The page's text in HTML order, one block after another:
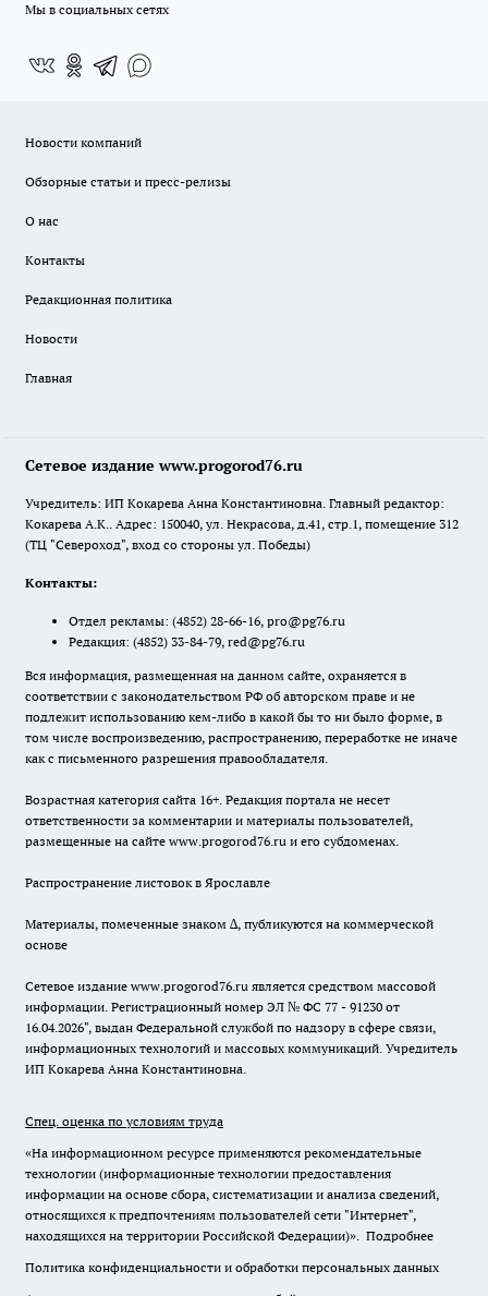
Мы в социальных сетях
Новости компаний
Обзорные статьи и пресс-релизы
О нас
Контакты
Редакционная политика
Новости
Главная
Сетевое издание www.progorod76.ru
Учредитель: ИП Кокарева Анна Константиновна. Главный редактор:
Кокарева А.К.. Адрес: 150040, ул. Некрасова, д.41, стр.1, помещение 312
(ТЦ "Североход", вход со стороны ул. Победы)
Контакты:
Отдел рекламы: (4852) 28-66-16, pro@pg76.ru
Редакция: (4852) 33-84-79, red@pg76.ru
Вся информация, размещенная на данном сайте, охраняется в
соответствии с законодательством РФ об авторском праве и не
подлежит использованию кем-либо в какой бы то ни было форме, в
том числе воспроизведению, распространению, переработке не иначе
как с письменного разрешения правообладателя.
Возрастная категория сайта 16+. Редакция портала не несет
ответственности за комментарии и материалы пользователей,
размещенные на сайте www.progorod76.ru и его субдоменах.
Распространение листовок в Ярославле
Материалы, помеченные знаком ∆, публикуются на коммерческой
основе
Сетевое издание www.progorod76.ru является средством массовой
информации. Регистрационный номер ЭЛ № ФС 77 - 91230 от
16.04.2026", выдан Федеральной службой по надзору в сфере связи,
информационных технологий и массовых коммуникаций. Учредитель
ИП Кокарева Анна Константиновна.
Спец. оценка по условиям труда
«На информационном ресурсе применяются рекомендательные
технологии (информационные технологии предоставления
информации на основе сбора, систематизации и анализа сведений,
относящихся к предпочтениям пользователей сети "Интернет",
находящихся на территории Российской Федерации)». Подробнее
Политика конфиденциальности и обработки персональных данных